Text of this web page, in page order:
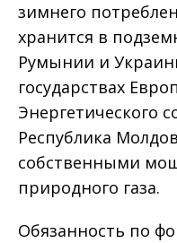
зимнего
хранится в
Румынии и
государствах
Энергетического
Республика
собственными
природного газа.
Обязанность по